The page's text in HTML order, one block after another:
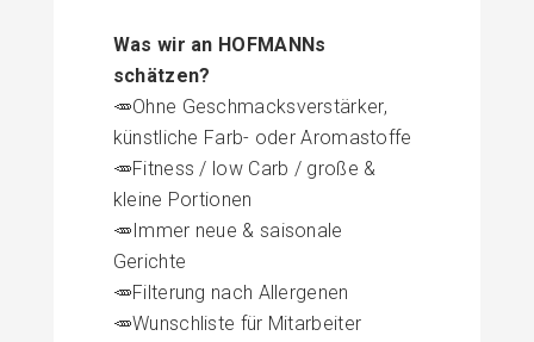
Was wir an HOFMANNs
schätzen?
🥕Ohne Geschmacksverstärker,
künstliche Farb- oder Aromastoffe
🥕Fitness / low Carb / große &
kleine Portionen
🥕Immer neue & saisonale
Gerichte
🥕Filterung nach Allergenen
🥕Wunschliste für Mitarbeiter